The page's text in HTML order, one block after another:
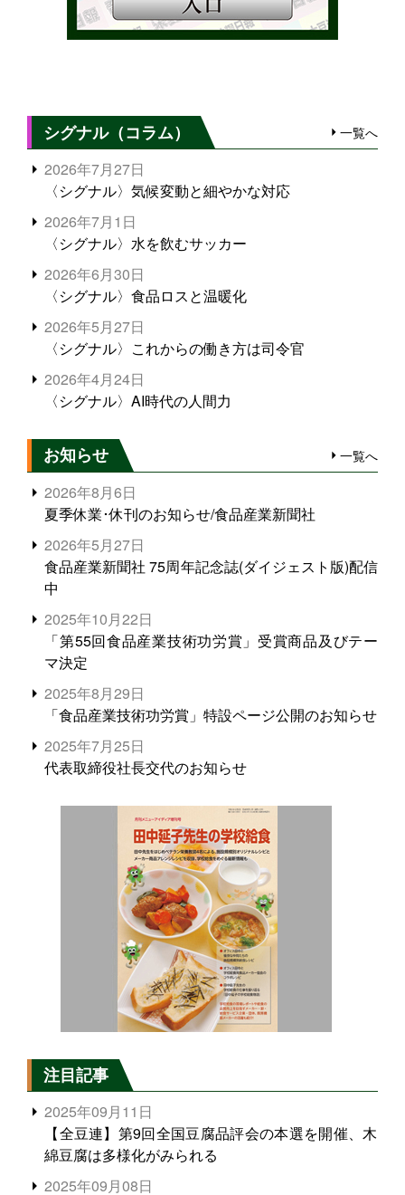
シグナル（コラム） 一覧へ
2026年7月27日
〈シグナル〉気候変動と細やかな対応
2026年7月1日
〈シグナル〉水を飲むサッカー
2026年6月30日
〈シグナル〉食品ロスと温暖化
2026年5月27日
〈シグナル〉これからの働き方は司令官
2026年4月24日
〈シグナル〉AI時代の人間力
お知らせ 一覧へ
2026年8月6日
夏季休業･休刊のお知らせ/食品産業新聞社
2026年5月27日
食品産業新聞社 75周年記念誌(ダイジェスト版)配信
中
2025年10月22日
「第55回食品産業技術功労賞」受賞商品及びテー
マ決定
2025年8月29日
「食品産業技術功労賞」特設ページ公開のお知らせ
2025年7月25日
代表取締役社長交代のお知らせ
注目記事
2025年09月11日
【全豆連】第9回全国豆腐品評会の本選を開催、木
綿豆腐は多様化がみられる
2025年09月08日